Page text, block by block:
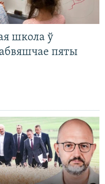
школа ў
пяты